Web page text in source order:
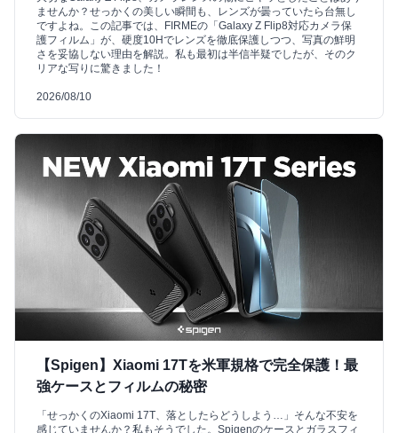
ませんか？せっかくの美しい瞬間も、レンズが曇っていたら台無し
ですよね。この記事では、FIRMEの「Galaxy Z Flip8対応カメラ保
護フィルム」が、硬度10Hでレンズを徹底保護しつつ、写真の鮮明
さを妥協しない理由を解説。私も最初は半信半疑でしたが、そのク
リアな写りに驚きました！
2026/08/10
【Spigen】Xiaomi 17Tを米軍規格で完全保護！最
強ケースとフィルムの秘密
「せっかくのXiaomi 17T、落としたらどうしよう…」そんな不安を
感じていませんか？私もそうでした。Spigenのケースとガラスフィ